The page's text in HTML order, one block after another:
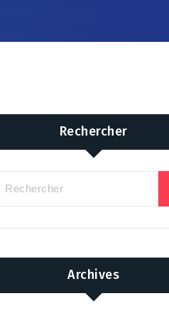
Rechercher
Archives